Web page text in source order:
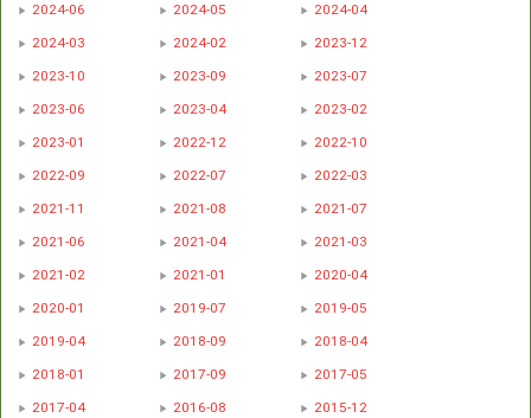
2024-06
2024-05
2024-04
2024-03
2024-02
2023-12
2023-10
2023-09
2023-07
2023-06
2023-04
2023-02
2023-01
2022-12
2022-10
2022-09
2022-07
2022-03
2021-11
2021-08
2021-07
2021-06
2021-04
2021-03
2021-02
2021-01
2020-04
2020-01
2019-07
2019-05
2019-04
2018-09
2018-04
2018-01
2017-09
2017-05
2017-04
2016-08
2015-12